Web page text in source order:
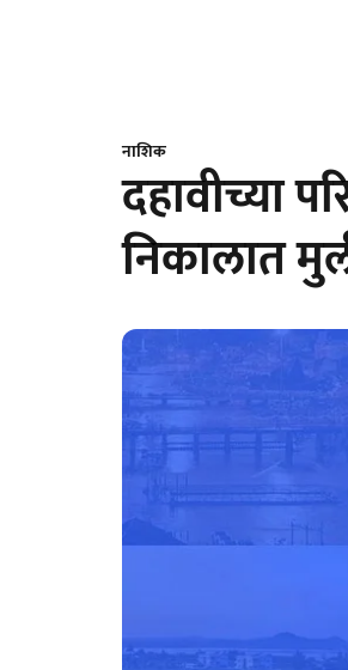
नाशिक
दहावीच्या
निकालात